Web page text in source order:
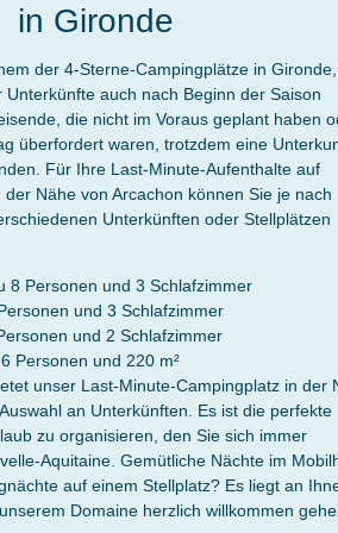
in Gironde
der 4-Sterne-Campingplätze in
auch nach Beginn der Saison
die nicht im Voraus geplant haben
überfordert waren, trotzdem eine
Für Ihre Last-Minute-Aufenthalte auf
Nähe von Arcachon können Sie je nach
Unterkünften oder Stellplätzen
8 Personen und 3 Schlafzimmer
und 3 Schlafzimmer
und 2 Schlafzimmer
Personen und 220 m²
unser Last-Minute-Campingplatz in der
an Unterkünften. Es ist die perfekte
zu organisieren, den Sie sich immer
Aquitaine. Gemütliche Nächte im
auf einem Stellplatz? Es liegt an
Domaine herzlich willkommen